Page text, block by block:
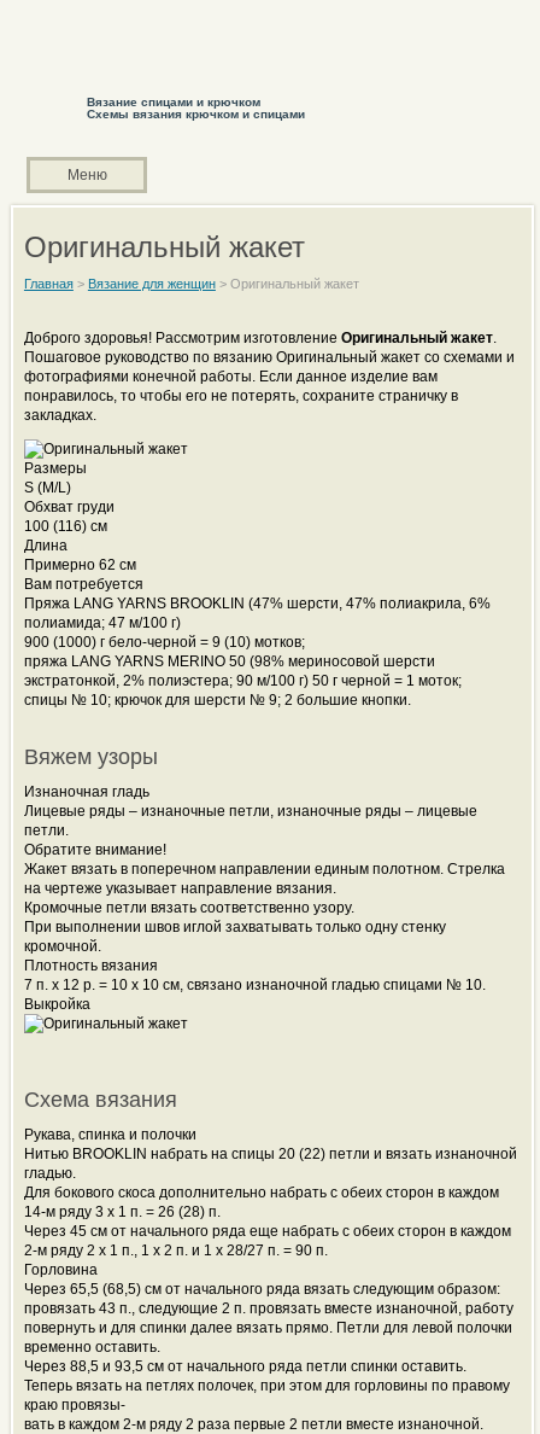
Вязание спицами и крючком
Схемы вязания крючком и спицами
Меню
Оригинальный жакет
Главная> Вязание для женщин> Оригинальный жакет
Доброго здоровья! Рассмотрим изготовление Оригинальный жакет.
Пошаговое руководство по вязанию Оригинальный жакет со схемами и
фотографиями конечной работы. Если данное изделие вам
понравилось, то чтобы его не потерять, сохраните страничку в
закладках.
Размеры
S (M/L)
Обхват груди
100 (116) см
Длина
Примерно 62 см
Вам потребуется
Пряжа LANG YARNS BROOKLIN (47% шерсти, 47% полиакрила, 6%
полиамида; 47 м/100 г)
900 (1000) г бело-черной = 9 (10) мотков;
пряжа LANG YARNS MERINO 50 (98% мериносовой шерсти
экстратонкой, 2% полиэстера; 90 м/100 г) 50 г черной = 1 моток;
спицы № 10; крючок для шерсти № 9; 2 большие кнопки.
Вяжем узоры
Изнаночная гладь
Лицевые ряды – изнаночные петли, изнаночные ряды – лицевые
петли.
Обратите внимание!
Жакет вязать в поперечном направлении единым полотном. Стрелка
на чертеже указывает направление вязания.
Кромочные петли вязать соответственно узору.
При выполнении швов иглой захватывать только одну стенку
кромочной.
Плотность вязания
7 п. х 12 р. = 10 х 10 см, связано изнаночной гладью спицами № 10.
Выкройка
Схема вязания
Рукава, спинка и полочки
Нитью BROOKLIN набрать на спицы 20 (22) петли и вязать изнаночной
гладью.
Для бокового скоса дополнительно набрать с обеих сторон в каждом
14-м ряду 3 х 1 п. = 26 (28) п.
Через 45 см от начального ряда еще набрать с обеих сторон в каждом
2-м ряду 2 х 1 п., 1 х 2 п. и 1 х 28/27 п. = 90 п.
Горловина
Через 65,5 (68,5) см от начального ряда вязать следующим образом:
провязать 43 п., следующие 2 п. провязать вместе изнаночной, работу
повернуть и для спинки далее вязать прямо. Петли для левой полочки
временно оставить.
Через 88,5 и 93,5 см от начального ряда петли спинки оставить.
Теперь вязать на петлях полочек, при этом для горловины по правому
краю провязы-
вать в каждом 2-м ряду 2 раза первые 2 петли вместе изнаночной.